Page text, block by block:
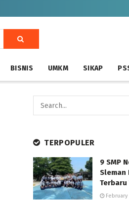
BISNIS UMKM SIKAP
TERPOPULER
9 SMP
Sleman
Terbaru
February